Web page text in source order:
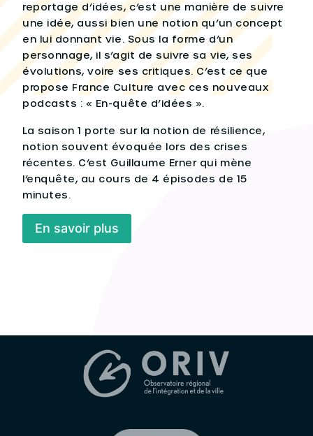
reportage d’idées, c’est une manière de suivre
une idée, aussi bien une notion qu’un concept
en lui donnant vie. Sous la forme d’un
personnage, il s’agit de suivre sa vie, ses
évolutions, voire ses critiques. C’est ce que
propose France Culture avec ces nouveaux
podcasts : « En-quête d’idées ».
La saison 1 porte sur la notion de résilience,
notion souvent évoquée lors des crises
récentes. C’est Guillaume Erner qui mène
l’enquête, au cours de 4 épisodes de 15
minutes.
En savoir plus